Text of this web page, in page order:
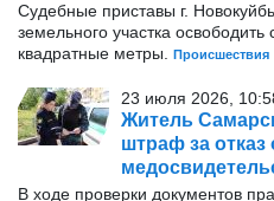
Судебные приставы г.
земельного участка
квадратные метры.
Происшествия
23 июля 2026,
Житель
штраф за отказ
В ходе проверки документов